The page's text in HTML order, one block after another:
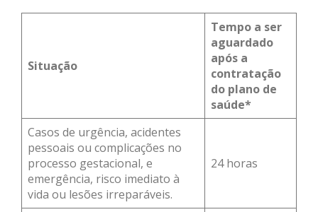
Situação
Tempo a ser
aguardado
após a
contratação
do plano de
saúde*
Casos de urgência, acidentes
pessoais ou complicações no
processo gestacional, e
emergência, risco imediato à
vida ou lesões irreparáveis.
24 horas